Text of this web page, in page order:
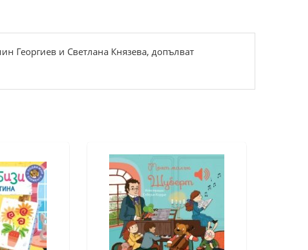
Георгиев и Светлана Князева, допълват